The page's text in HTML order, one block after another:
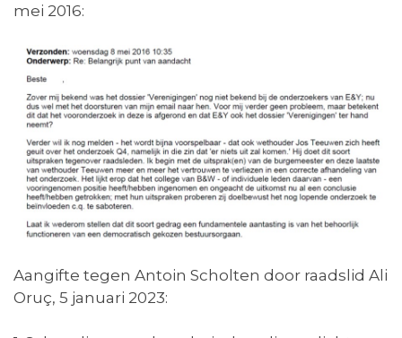
mei 2016:
Aangifte tegen Antoin Scholten door raadslid Ali
Oruç, 5 januari 2023: